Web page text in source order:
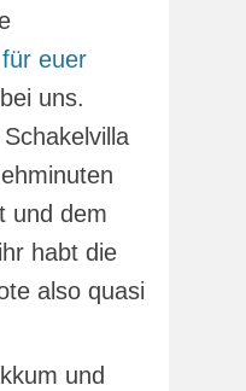
euer
uns.
und dem
habt die
also quasi
und